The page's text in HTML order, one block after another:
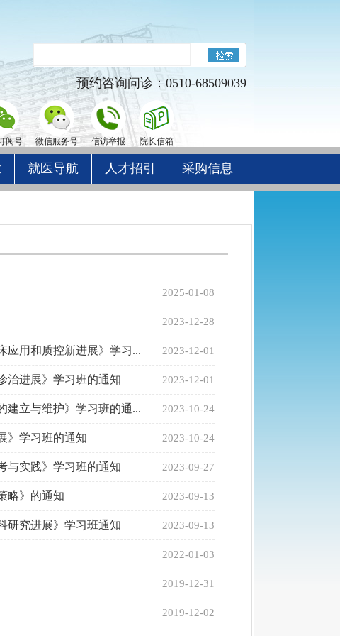
预约咨询问诊：0510-68509039
阅号 微信服务号 信访举报 院长信箱
就医导航 人才招引 采购信息
2025-01-08
2023-12-28
应用和质控新进展》学习... 2023-12-01
治进展》学习班的通知 2023-12-01
建立与维护》学习班的通... 2023-10-24
》学习班的通知 2023-10-24
与实践》学习班的通知 2023-09-27
略》的通知 2023-09-13
研究进展》学习班通知 2023-09-13
2022-01-03
2019-12-31
2019-12-02